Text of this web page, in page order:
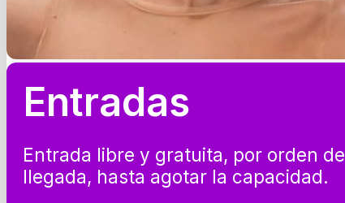
Entradas
Entrada libre y gratuita, por orden de
llegada, hasta agotar la capacidad.